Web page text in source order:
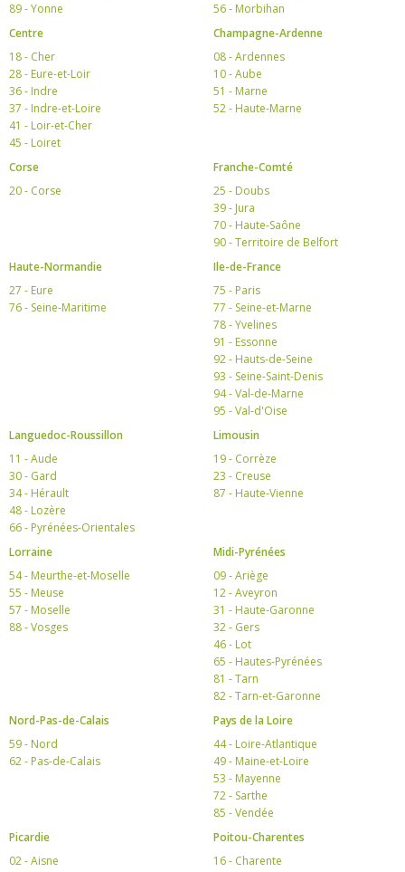
89 - Yonne
56 - Morbihan
Centre
18 - Cher
28 - Eure-et-Loir
36 - Indre
37 - Indre-et-Loire
41 - Loir-et-Cher
45 - Loiret
Champagne-Ardenne
08 - Ardennes
10 - Aube
51 - Marne
52 - Haute-Marne
Corse
20 - Corse
Franche-Comté
25 - Doubs
39 - Jura
70 - Haute-Saône
90 - Territoire de Belfort
Haute-Normandie
27 - Eure
76 - Seine-Maritime
Ile-de-France
75 - Paris
77 - Seine-et-Marne
78 - Yvelines
91 - Essonne
92 - Hauts-de-Seine
93 - Seine-Saint-Denis
94 - Val-de-Marne
95 - Val-d'Oise
Languedoc-Roussillon
11 - Aude
30 - Gard
34 - Hérault
48 - Lozère
66 - Pyrénées-Orientales
Limousin
19 - Corrèze
23 - Creuse
87 - Haute-Vienne
Lorraine
54 - Meurthe-et-Moselle
55 - Meuse
57 - Moselle
88 - Vosges
Midi-Pyrénées
09 - Ariège
12 - Aveyron
31 - Haute-Garonne
32 - Gers
46 - Lot
65 - Hautes-Pyrénées
81 - Tarn
82 - Tarn-et-Garonne
Nord-Pas-de-Calais
59 - Nord
62 - Pas-de-Calais
Pays de la Loire
44 - Loire-Atlantique
49 - Maine-et-Loire
53 - Mayenne
72 - Sarthe
85 - Vendée
Picardie
02 - Aisne
Poitou-Charentes
16 - Charente